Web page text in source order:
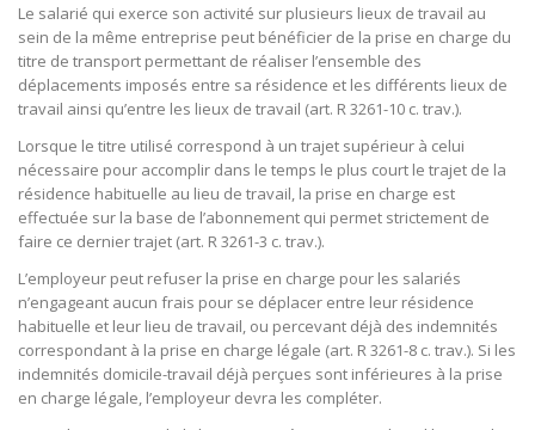
Le salarié qui exerce son activité sur plusieurs lieux de travail au
sein de la même entreprise peut bénéficier de la prise en charge du
titre de transport permettant de réaliser l’ensemble des
déplacements imposés entre sa résidence et les différents lieux de
travail ainsi qu’entre les lieux de travail (art. R 3261-10 c. trav.).
Lorsque le titre utilisé correspond à un trajet supérieur à celui
nécessaire pour accomplir dans le temps le plus court le trajet de la
résidence habituelle au lieu de travail, la prise en charge est
effectuée sur la base de l’abonnement qui permet strictement de
faire ce dernier trajet (art. R 3261-3 c. trav.).
L’employeur peut refuser la prise en charge pour les salariés
n’engageant aucun frais pour se déplacer entre leur résidence
habituelle et leur lieu de travail, ou percevant déjà des indemnités
correspondant à la prise en charge légale (art. R 3261-8 c. trav.). Si les
indemnités domicile-travail déjà perçues sont inférieures à la prise
en charge légale, l’employeur devra les compléter.